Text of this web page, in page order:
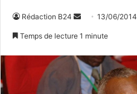
Rédaction B24
o
y
e
13/06/2014
Temps de lecture 1 minute